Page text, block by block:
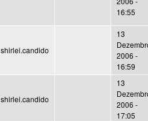
16:55
shirlei.candido
13
2006 -
16:59
shirlei.candido
13
2006 -
17:05